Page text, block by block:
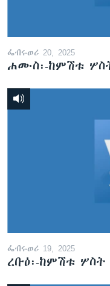
ፌብሩወሪ 20, 2025
ሐሙስ፡-ከምሽቱ
ፌብሩወሪ 19, 2025
ረቡዕ፡-ከምሽቱ